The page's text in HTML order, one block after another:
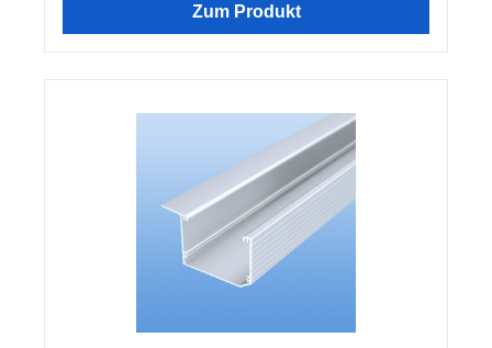
Zum Produkt